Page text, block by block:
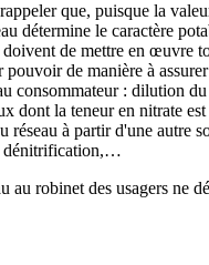
que, puisque la
détermine le caractère
de mettre en œuvre
pouvoir de manière à
consommateur : dilution
dont la teneur en nitrate
réseau à partir d'une autre
dénitrification,…
au robinet des usagers ne